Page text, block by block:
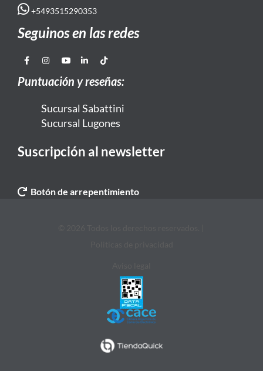
+5493515290353
Seguinos en las redes
Puntuación y reseñas:
Sucursal Sabattini
Sucursal Lugones
Suscripción al newsletter
Botón de arrepentimiento